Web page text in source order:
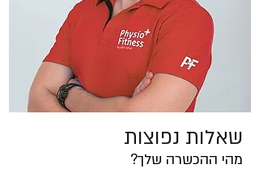
שאלות נפוצות
מהי ההכשרה שלך?